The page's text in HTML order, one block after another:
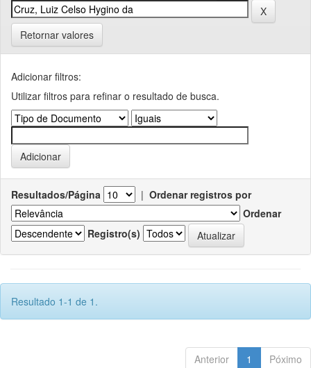
Retornar valores
Adicionar filtros:
Utilizar filtros para refinar o resultado de busca.
Resultados/Página | Ordenar registros por
Ordenar
Registro(s)
Resultado 1-1 de 1.
Anterior 1 Póximo